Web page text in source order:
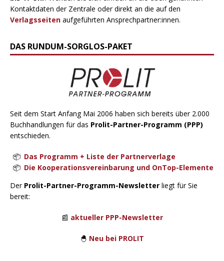
Kontaktdaten der Zentrale oder direkt an die auf den
Verlagsseiten aufgeführten Ansprechpartner:innen.
DAS RUNDUM-SORGLOS-PAKET
Seit dem Start Anfang Mai 2006 haben sich bereits über 2.000
Buchhandlungen für das Prolit-Partner-Programm (PPP)
entschieden.
Das Programm + Liste der Partnerverlage
Die Kooperationsvereinbarung und OnTop-Elemente
Der Prolit-Partner-Programm-Newsletter liegt für Sie
bereit:
📰 aktueller PPP-Newsletter
🐣 Neu bei PROLIT